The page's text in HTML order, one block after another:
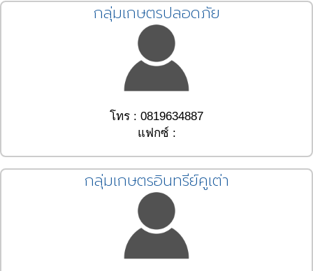
กลุ่มเกษตรปลอดภัย
โทร : 0819634887
แฟกซ์ :
กลุ่มเกษตรอินทรีย์คูเต่า